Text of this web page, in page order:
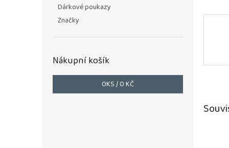
Dárkové poukazy
Značky
Nákupní košík
0KS /0 KČ